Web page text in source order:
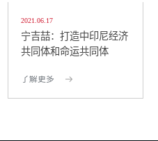
2021.06.17
宁吉喆：打造中印尼经济
共同体和命运共同体
了解更多